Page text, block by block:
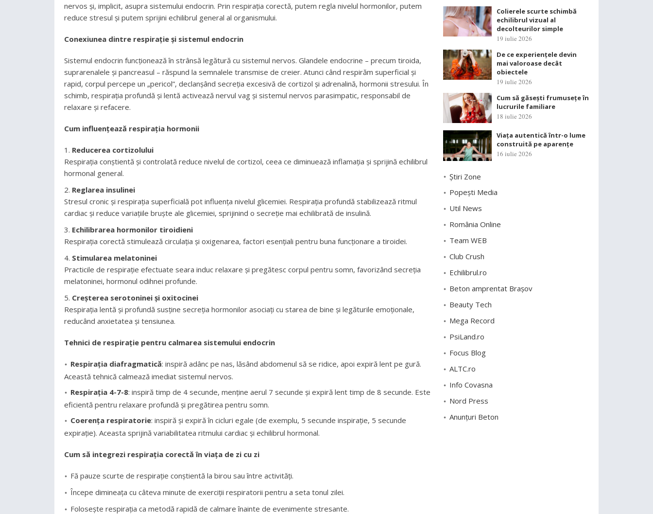
nervos și, implicit, asupra sistemului endocrin. Prin respirația corectă, putem regla nivelul hormonilor, putem
reduce stresul și putem sprijini echilibrul general al organismului.
Conexiunea dintre respirație și sistemul endocrin
Sistemul endocrin funcționează în strânsă legătură cu sistemul nervos. Glandele endocrine – precum tiroida,
suprarenalele și pancreasul – răspund la semnalele transmise de creier. Atunci când respirăm superficial și
rapid, corpul percepe un „pericol”, declanșând secreția excesivă de cortizol și adrenalină, hormonii stresului. În
schimb, respirația profundă și lentă activează nervul vag și sistemul nervos parasimpatic, responsabil de
relaxare și refacere.
Cum influențează respirația hormonii
Reducerea cortizolului
Respirația conștientă și controlată reduce nivelul de cortizol, ceea ce diminuează inflamația și sprijină echilibrul
hormonal general.
Reglarea insulinei
Stresul cronic și respirația superficială pot influența nivelul glicemiei. Respirația profundă stabilizează ritmul
cardiac și reduce variațiile bruște ale glicemiei, sprijinind o secreție mai echilibrată de insulină.
Echilibrarea hormonilor tiroidieni
Respirația corectă stimulează circulația și oxigenarea, factori esențiali pentru buna funcționare a tiroidei.
Stimularea melatoninei
Practicile de respirație efectuate seara induc relaxare și pregătesc corpul pentru somn, favorizând secreția
melatoninei, hormonul odihnei profunde.
Creșterea serotoninei și oxitocinei
Respirația lentă și profundă susține secreția hormonilor asociați cu starea de bine și legăturile emoționale,
reducând anxietatea și tensiunea.
Tehnici de respirație pentru calmarea sistemului endocrin
Respirația diafragmatică: inspiră adânc pe nas, lăsând abdomenul să se ridice, apoi expiră lent pe gură.
Această tehnică calmează imediat sistemul nervos.
Respirația 4-7-8: inspiră timp de 4 secunde, menține aerul 7 secunde și expiră lent timp de 8 secunde. Este
eficientă pentru relaxare profundă și pregătirea pentru somn.
Coerența respiratorie: inspiră și expiră în cicluri egale (de exemplu, 5 secunde inspirație, 5 secunde
expirație). Aceasta sprijină variabilitatea ritmului cardiac și echilibrul hormonal.
Cum să integrezi respirația corectă în viața de zi cu zi
Fă pauze scurte de respirație conștientă la birou sau între activități.
Începe dimineața cu câteva minute de exerciții respiratorii pentru a seta tonul zilei.
Folosește respirația ca metodă rapidă de calmare înainte de evenimente stresante.
Colierele scurte schimbă
echilibrul vizual al
decolteurilor simple
19 iulie 2026
De ce experiențele devin
mai valoroase decât
obiectele
19 iulie 2026
Cum să găsești frumusețe în
lucrurile familiare
18 iulie 2026
Viața autentică într-o lume
construită pe aparențe
16 iulie 2026
Știri Zone
Popești Media
Util News
România Online
Team WEB
Club Crush
Echilibrul.ro
Beton amprentat Brașov
Beauty Tech
Mega Record
PsiLand.ro
Focus Blog
ALTC.ro
Info Covasna
Nord Press
Anunțuri Beton